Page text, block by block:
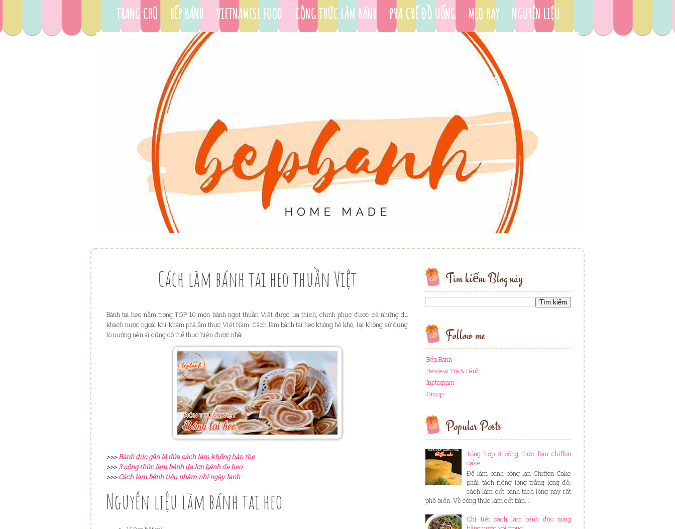
TRANG CHỦ BẾP BÁNH VIETNAMESE FOOD CÔNG THỨC LÀM BÁNH PHA CHẾ ĐỒ UỐNG MẸO HAY
NGUYÊN LIỆU
Cách làm bánh tai heo thuần Việt
Bánh tai heo nằm trong TOP 10 món bánh ngọt thuần Việt được ưa thích, chinh phục được cả những du
khách nước ngoài khi khám phá ẩm thực Việt Nam. Cách làm bánh tai heo không hề khó, lại không sử dụng
lò nướng nên ai cũng có thể thực hiện được nhá!
>>>Bánh đúc gân lá dứa cách làm không hàn the
>>>3 công thức làm bánh da lợn bánh da heo
>>>Cách làm bánh tiêu nhâm nhi ngày lạnh
Nguyên liệu làm bánh tai heo
Tìm kiếm Blog này
Follow me
Bếp Bánh
Review Trà & Bánh
Instagram
Group
Popular Posts
Tổng hợp 8 công thức làm chiffon
cake
Để làm bánh bông lan Chiffon Cake
phải tách riêng lòng trắng lòng đỏ,
cách làm cốt bánh tách lòng này rất
phổ biến. Về công thức làm cốt bán...
Chi tiết cách làm bánh đúc nóng